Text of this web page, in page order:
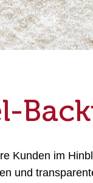
Kunden im
und